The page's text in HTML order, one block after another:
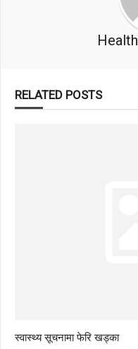
RELATED POSTS
स्वास्थ्य सूचनामा फेरि खड्का